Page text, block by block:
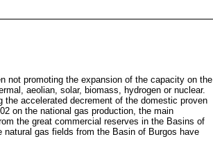
not promoting the expansion of the capacity on the
aeolian, solar, biomass, hydrogen or nuclear.
accelerated decrement of the domestic proven
on the national gas production, the main
the great commercial reserves in the Basins of
gas fields from the Basin of Burgos have